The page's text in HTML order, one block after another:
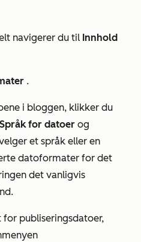
navigerer du til Innhold
.
i bloggen, klikker du
for datoer og
et språk eller en
datoformater for det
det vanligvis
publiseringsdatoer,